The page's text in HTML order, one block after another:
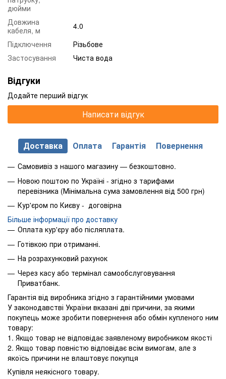
дюйми
Довжина
кабеля, м
4.0
Підключення
Різьбове
Застосування
Чиста вода
Відгуки
Додайте перший відгук
Написати відгук
Доставка Оплата Гарантія Повернення
Самовивіз з нашого магазину — безкоштовно.
Новою поштою по Україні - згідно з тарифами
перевізника (Мінімальна сума замовлення від 500 грн)
Кур'єром по Києву - договірна
Більше інформації про доставку
Оплата кур'єру або післяплата.
Готівкою при отриманні.
На розрахунковий рахунок
Через касу або термінал самообслуговування
Приватбанк.
Гарантія від виробника згідно з гарантійними умовами
У законодавстві України вказані дві причини, за якими
покупець може зробити повернення або обмін купленого ним
товару:
1. Якщо товар не відповідає заявленому виробником якості
2. Якщо товар повністю відповідає всім вимогам, але з
якоїсь причини не влаштовує покупця
Купівля неякісного товару.